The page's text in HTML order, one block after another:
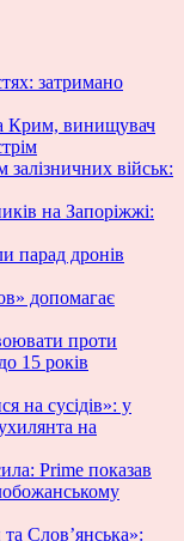
затримано
Крим, винищувач
залізничних військ:
на Запоріжжі:
парад дронів
допомагає
проти
15 років
на сусідів»: у
на
Prime показав
Слов’янська»: